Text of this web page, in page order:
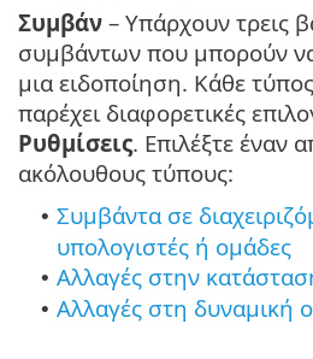
Συμβάν – Υπάρχουν τρεις
συμβάντων που μπορούν
μια ειδοποίηση. Κάθε
παρέχει διαφορετικές
Ρυθμίσεις. Επιλέξτε έναν
ακόλουθους τύπους:
• Συμβάντα σε
υπολογιστές ή ομάδες
• Αλλαγές στην
• Αλλαγές στη δυναμική